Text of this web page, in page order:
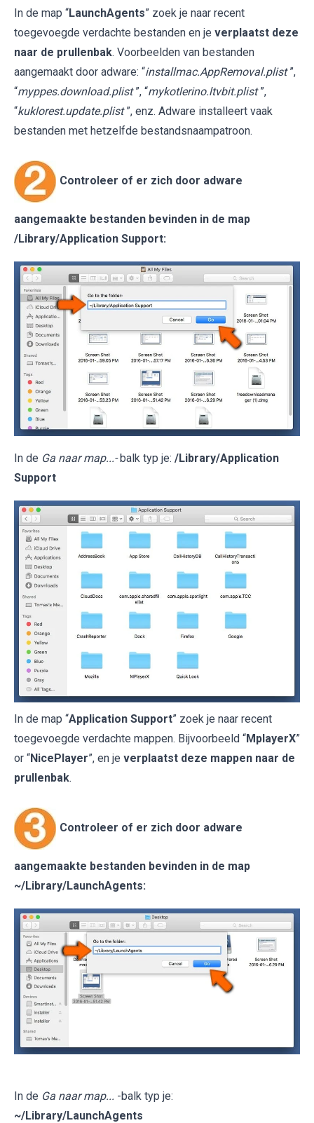
In de map “LaunchAgents” zoek je naar recent
toegevoegde verdachte bestanden en je verplaatst deze
naar de prullenbak. Voorbeelden van bestanden
aangemaakt door adware: “installmac.AppRemoval.plist ”,
“myppes.download.plist ”, “mykotlerino.ltvbit.plist ”,
“kuklorest.update.plist ”, enz. Adware installeert vaak
bestanden met hetzelfde bestandsnaampatroon.
Controleer of er zich door adware
aangemaakte bestanden bevinden in de map
/Library/Application Support:
In de Ga naar map...- balk typ je: /Library/Application
Support
In de map “Application Support” zoek je naar recent
toegevoegde verdachte mappen. Bijvoorbeeld “MplayerX”
or “NicePlayer”, en je verplaatst deze mappen naar de
prullenbak.
Controleer of er zich door adware
aangemaakte bestanden bevinden in de map
~/Library/LaunchAgents:
In de Ga naar map... -balk typ je:
~/Library/LaunchAgents